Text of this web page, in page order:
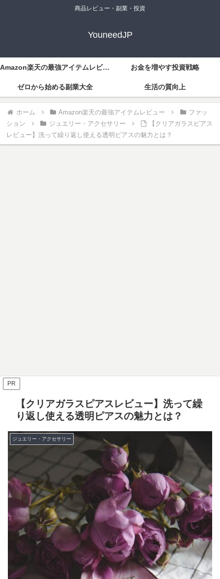
商品レビュー・副業・投資
YouneedJP
Amazon楽天の最強アイテムレビュー お金を増やす投資戦略
ゼロから始める副業大全 生活の質向上
ホーム Amazon楽天の最強アイテムレビュー
ファッ
ション
ジュエリー・アクセサリー
【クリアガラスピアス
レビュー】洗って繰り返し使える透明ピアスの魅力とは？
PR
【クリアガラスピアスレビュー】洗って繰
り返し使える透明ピアスの魅力とは？
ジュエリー・アクセサリー